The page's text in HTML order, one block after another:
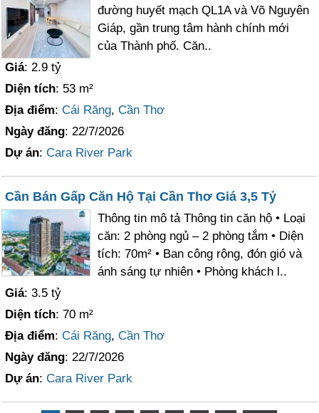
đường huyết mạch QL1A và Võ Nguyên
Giáp, gần trung tâm hành chính mới
của Thành phố. Căn..
Giá: 2.9 tỷ
Diện tích: 53 m²
Địa điểm:Cái Răng,Cần Thơ
Ngày đăng: 22/7/2026
Dự án:Cara River Park
Cần Bán Gấp Căn Hộ Tại Cần Thơ Giá 3,5 Tỷ
Thông tin mô tả Thông tin căn hộ • Loại
căn: 2 phòng ngủ – 2 phòng tắm • Diện
tích: 70m² • Ban công rộng, đón gió và
ánh sáng tự nhiên • Phòng khách l..
Giá: 3.5 tỷ
Diện tích: 70 m²
Địa điểm:Cái Răng,Cần Thơ
Ngày đăng: 22/7/2026
Dự án:Cara River Park